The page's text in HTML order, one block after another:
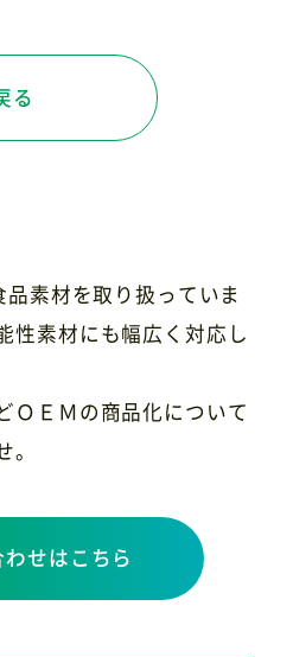
る
素材を取り扱っていま
性素材にも幅広く対応し
ＯＥＭの商品化について
せはこちら